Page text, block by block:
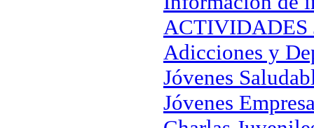
ACTIVIDADES
Adicciones y
Jóvenes
Jóvenes